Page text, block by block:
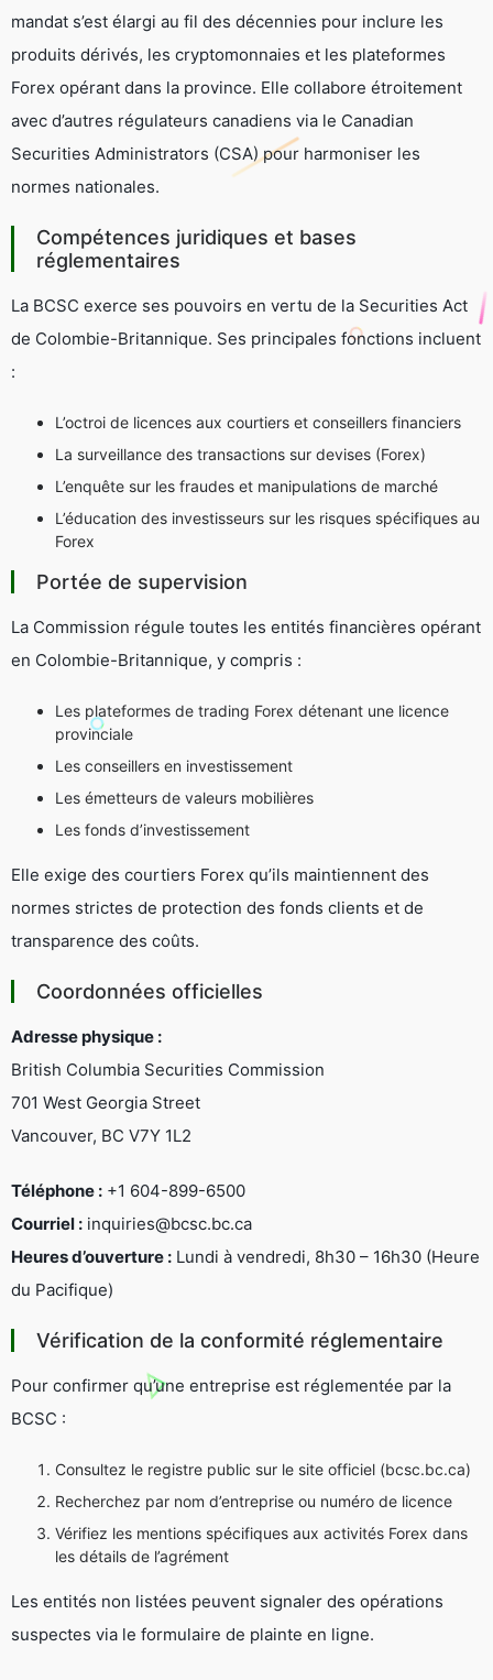
mandat s’est élargi au fil des décennies pour inclure les
produits dérivés, les cryptomonnaies et les plateformes
Forex opérant dans la province. Elle collabore étroitement
avec d’autres régulateurs canadiens via le Canadian
Securities Administrators (CSA)pour harmoniser les
normes nationales.
Compétences juridiques et bases
réglementaires
La BCSC exerce ses pouvoirs en vertu de la Securities Act
de Colombie-Britannique. Ses principales fonctions incluent
:
L’octroi de licences aux courtiers et conseillers financiers
La surveillance des transactions sur devises (Forex)
L’enquête sur les fraudes et manipulations de marché
L’éducation des investisseurs sur les risques spécifiques au
Forex
Portée de supervision
La Commission régule toutes les entités financières opérant
en Colombie-Britannique, y compris :
Les plateformes de trading Forex détenant une licence
provinciale
Les conseillers en investissement
Les émetteurs de valeurs mobilières
Les fonds d’investissement
Elle exige des courtiers Forex qu’ils maintiennent des
normes strictes de protection des fonds clients et de
transparence des coûts.
Coordonnées officielles
Adresse physique :
British Columbia Securities Commission
701 West Georgia Street
Vancouver, BC V7Y 1L2
Téléphone : +1 604-899-6500
Courriel : inquiries@bcsc.bc.ca
Heures d’ouverture : Lundi à vendredi, 8h30 – 16h30 (Heure
du Pacifique)
Vérification de la conformité réglementaire
Pour confirmer qu’une entreprise est réglementée par la
BCSC :
Consultez le registre public sur le site officiel (bcsc.bc.ca)
Recherchez par nom d’entreprise ou numéro de licence
Vérifiez les mentions spécifiques aux activités Forex dans
les détails de l’agrément
Les entités non listées peuvent signaler des opérations
suspectes via le formulaire de plainte en ligne.